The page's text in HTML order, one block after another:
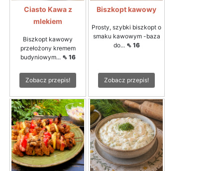
Ciasto Kawa z
mlekiem
Biszkopt kawowy
przełożony kremem
budyniowym... ⇖ 16
Zobacz przepis!
Biszkopt kawowy
Prosty, szybki biszkopt o
smaku kawowym -baza
do... ⇖ 16
Zobacz przepis!